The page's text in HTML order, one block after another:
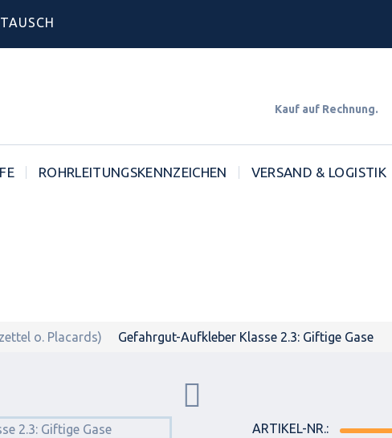
Kauf auf
ROHRLEITUNGSKENNZEICHEN VERSAND & LOGISTIK
o. Placards) Gefahrgut-Aufkleber Klasse 2.3: Giftige Gase
ARTIKEL-NR.: